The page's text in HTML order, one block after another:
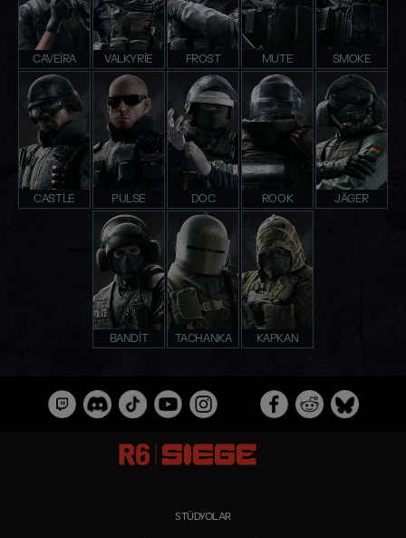
CAVEIRA VALKYRIE FROST MUTE SMOKE
CASTLE PULSE DOC ROOK JÄGER
BANDIT TACHANKA KAPKAN
STÜDYOLAR